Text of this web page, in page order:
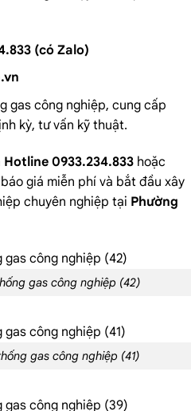
(có Zalo)
gas công nghiệp, cung cấp
kỳ, tư vấn kỹ thuật.
Hotline 0933.234.833 hoặc
giá miễn phí và bắt đầu xây
chuyên nghiệp tại Phường
gas công nghiệp (42)
gas công nghiệp (41)